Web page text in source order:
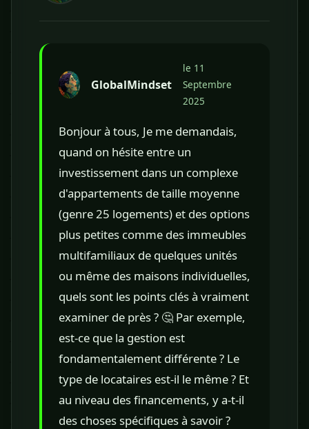
GlobalMindset
le 11
Septembre
2025
Bonjour à tous, Je me demandais,
quand on hésite entre un
investissement dans un complexe
d'appartements de taille moyenne
(genre 25 logements) et des options
plus petites comme des immeubles
multifamiliaux de quelques unités
ou même des maisons individuelles,
quels sont les points clés à vraiment
examiner de près ? 🤔 Par exemple,
est-ce que la gestion est
fondamentalement différente ? Le
type de locataires est-il le même ? Et
au niveau des financements, y a-t-il
des choses spécifiques à savoir ?